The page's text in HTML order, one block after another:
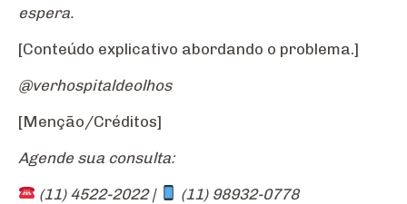
espera.
[Conteúdo explicativo abordando o problema.]
@verhospitaldeolhos
[Menção/Créditos]
Agende sua consulta:
(11) 4522-2022 |
(11) 98932-0778